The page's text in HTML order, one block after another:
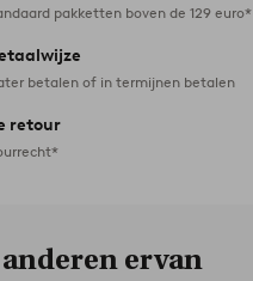
pakketten boven de 129 euro*
betalen of in termijnen betalen
retour
ervan